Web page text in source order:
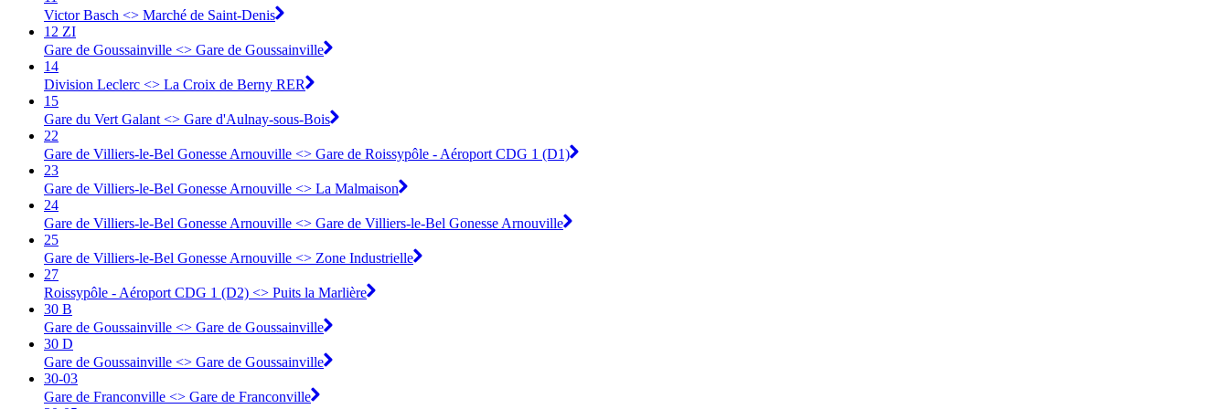
Victor Basch <> Marché de Saint-Denis
12 ZI
Gare de Goussainville <> Gare de Goussainville
14
Division Leclerc <> La Croix de Berny RER
15
Gare du Vert Galant <> Gare d'Aulnay-sous-Bois
22
Gare de Villiers-le-Bel Gonesse Arnouville <> Gare de Roissypôle - Aéroport CDG 1 (D1)
23
Gare de Villiers-le-Bel Gonesse Arnouville <> La Malmaison
24
Gare de Villiers-le-Bel Gonesse Arnouville <> Gare de Villiers-le-Bel Gonesse Arnouville
25
Gare de Villiers-le-Bel Gonesse Arnouville <> Zone Industrielle
27
Roissypôle - Aéroport CDG 1 (D2) <> Puits la Marlière
30 B
Gare de Goussainville <> Gare de Goussainville
30 D
Gare de Goussainville <> Gare de Goussainville
30-03
Gare de Franconville <> ︎Gare de Franconville